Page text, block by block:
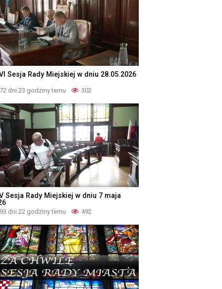
Sesja Rady Miejskiej w dniu 28.05.2026
72 dni 23 godziny temu 302
Sesja Rady Miejskiej w dniu 7 maja
93 dni 22 godziny temu 492